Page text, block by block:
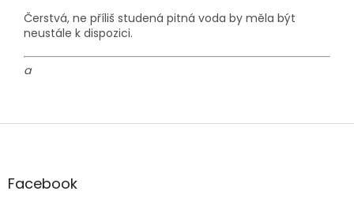
Čerstvá, ne příliš studená pitná voda by měla být
neustále k dispozici.
a
Z
aFacebook